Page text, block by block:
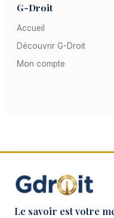
G-Droit
Accueil
Découvrir G-Droit
Mon compte
Le savoir est votre